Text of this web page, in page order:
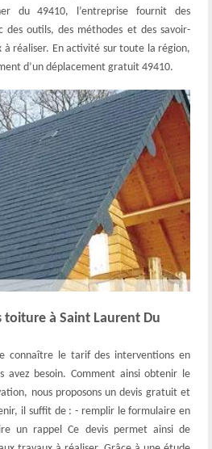
du 49410, l’entreprise fournit des
des outils, des méthodes et des savoir-
réaliser. En activité sur toute la région,
d’un déplacement gratuit 49410.
toiture à Saint Laurent Du
connaître le tarif des interventions en
besoin. Comment ainsi obtenir le
nous proposons un devis gratuit et
il suffit de : - remplir le formulaire en
un rappel Ce devis permet ainsi de